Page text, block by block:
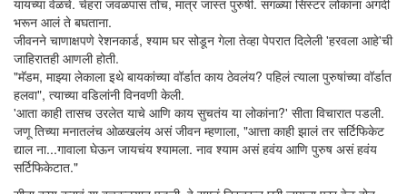
यायच्या वेळचे. चेहरा जवळपास तोच, मात्र जास्त पुरुषी. सगळ्या सिस्टर लोकांना अगदी
भरून आलं ते बघताना.
जीवनने चाणाक्षपणे रेशनकार्ड, श्याम घर सोडून गेला तेव्हा पेपरात दिलेली 'हरवला आहे'ची
जाहिरातही आणली होती.
"मॅडम, माझ्या लेकाला इथे बायकांच्या वॉर्डात काय ठेवलंय? पहिलं त्याला पुरुषांच्या वॉर्डात
हलवा", त्याच्या वडिलांनी विनवणी केली.
'आता काही तासच उरलेत याचे आणि काय सुचतंय या लोकांना?' सीता विचारात पडली.
जणू तिच्या मनातलंच ओळखलंय असं जीवन म्हणाला, "आत्ता काही झालं तर सर्टिफिकेट
द्याल ना...गावाला घेऊन जायचंय श्यामला. नाव श्याम असं हवंय आणि पुरुष असं हवंय
सर्टिफिकेटात."